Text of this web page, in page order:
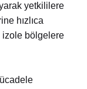
yetkililere
hızlıca
izole bölgelere